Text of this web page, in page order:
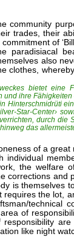
community
trades, their
of
also
bietet
ihre
Hinterschmidrüti
Star-Center›
durch
das
of a
the
corrections
is
the lot,
of
like night